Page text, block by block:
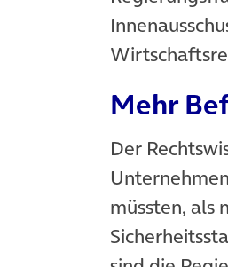
Mehr
Der
müssten, als